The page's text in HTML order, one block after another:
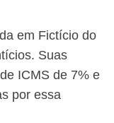
em Fictício do
Suas
ICMS de 7% e
por essa